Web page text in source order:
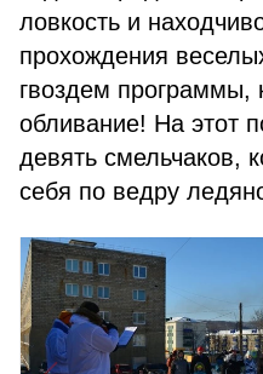
ловкость и
прохождения
гвоздем программы,
обливание! На этот
девять смельчаков,
себя по ведру